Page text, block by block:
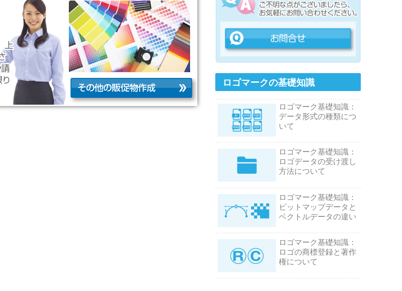
ロゴマークの基礎知識
ロゴマーク基礎知識：
データ形式の種類につ
いて
ロゴマーク基礎知識：
ロゴデータの受け渡し
方法について
ロゴマーク基礎知識：
ビットマップデータと
ベクトルデータの違い
ロゴマーク基礎知識：
ロゴの商標登録と著作
権について